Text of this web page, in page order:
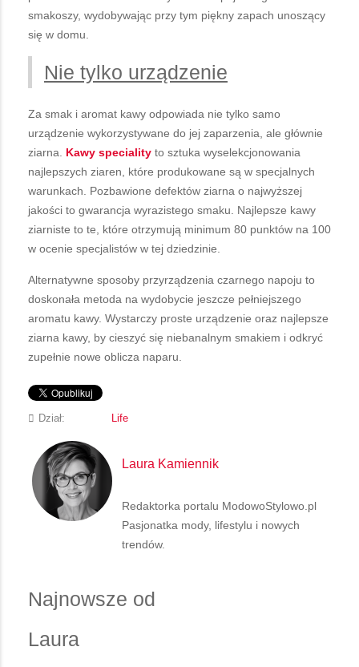
smakoszy, wydobywając przy tym piękny zapach unoszący
się w domu.
Nie tylko urządzenie
Za smak i aromat kawy odpowiada nie tylko samo
urządzenie wykorzystywane do jej zaparzenia, ale głównie
ziarna. Kawy speciality to sztuka wyselekcjonowania
najlepszych ziaren, które produkowane są w specjalnych
warunkach. Pozbawione defektów ziarna o najwyższej
jakości to gwarancja wyrazistego smaku. Najlepsze kawy
ziarniste to te, które otrzymują minimum 80 punktów na 100
w ocenie specjalistów w tej dziedzinie.
Alternatywne sposoby przyrządzenia czarnego napoju to
doskonała metoda na wydobycie jeszcze pełniejszego
aromatu kawy. Wystarczy proste urządzenie oraz najlepsze
ziarna kawy, by cieszyć się niebanalnym smakiem i odkryć
zupełnie nowe oblicza naparu.
Dział: Life
Laura Kamiennik
Redaktorka portalu ModowoStylowo.pl
Pasjonatka mody, lifestylu i nowych
trendów.
Najnowsze od
Laura